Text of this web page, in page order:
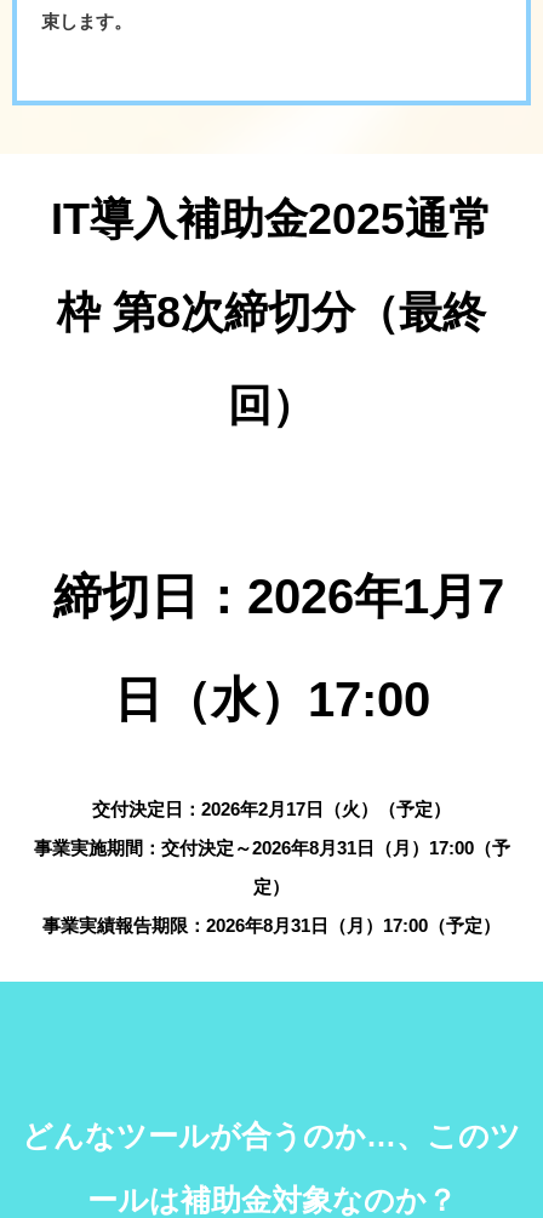
束します。
IT導入補助金2025通常
枠 第8次締切分（最終
回）
締切⽇：2026年1月7
日（水）17:00
交付決定日：2026年2月17日（火）（予定）
事業実施期間：交付決定～2026年8月31日（月）17:00（予
定）
事業実績報告期限：2026年8月31日（月）17:00（予定）
どんなツールが合うのか…、このツ
ールは補助金対象なのか？